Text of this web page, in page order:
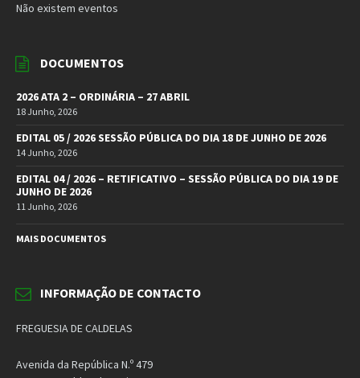
Não existem eventos
DOCUMENTOS
2026 ATA 2 – ORDINÁRIA – 27 ABRIL
18 Junho, 2026
EDITAL 05 / 2026 SESSÃO PÚBLICA DO DIA 18 DE JUNHO DE 2026
14 Junho, 2026
EDITAL 04 / 2026 – RETIFICATIVO – SESSÃO PÚBLICA DO DIA 19 DE
JUNHO DE 2026
11 Junho, 2026
MAIS DOCUMENTOS
INFORMAÇÃO DE CONTACTO
FREGUESIA DE CALDELAS
Avenida da República N.º 479